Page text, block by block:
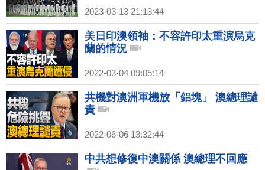
2023-03-13 21:13:44
美日印澳領袖：不容許印太重演烏克
蘭的情況
2022-03-04 09:05:14
共機對澳洲軍機放「鋁塊」 澳總理譴
責
2022-06-06 13:32:44
中共想修復中澳關係 澳總理不回應